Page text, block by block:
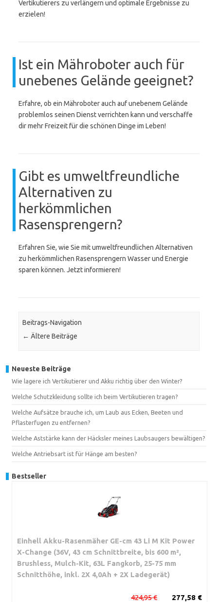
Vertikutierers zu verlängern und optimale Ergebnisse zu
erzielen!
Ist ein Mähroboter auch für
unebenes Gelände geeignet?
Erfahre, ob ein Mähroboter auch auf unebenem Gelände
problemlos seinen Dienst verrichten kann und verschaffe
dir mehr Freizeit für die schönen Dinge im Leben!
Gibt es umweltfreundliche
Alternativen zu
herkömmlichen
Rasensprengern?
Erfahren Sie, wie Sie mit umweltfreundlichen Alternativen
zu herkömmlichen Rasensprengern Wasser und Energie
sparen können. Jetzt informieren!
Beitrags-Navigation
← Ältere Beiträge
Neueste Beiträge
Wie lagere ich Vertikutierer und Akku richtig über den Winter?
Welche Schutzkleidung sollte ich beim Vertikutieren tragen?
Welche Aufsätze brauche ich, um Laub aus Ecken, Beeten und
Pflasterfugen zu entfernen?
Welche Aststärke kann der Häcksler meines Laubsaugers bewältigen?
Welche Antriebsart ist für Hänge am besten?
Bestseller
Einhell Akku-Rasenmäher GE-cm 43 Li M Kit Power
X-Change (36V, 43 cm Schnittbreite, bis 600 m²,
Brushless, Mulch-Kit, 63L Fangkorb, 25-75 mm
Schnitthöhe, inkl. 2X 4,0Ah + 2X Ladegerät)
277,58 €
424,95 €